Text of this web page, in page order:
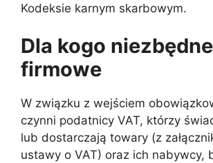
Kodeksie karnym skarbowym.
Dla kogo
firmowe
W związku z wejściem
czynni podatnicy VAT, którzy
lub dostarczają towary (z
ustawy o VAT) oraz ich nabywcy,